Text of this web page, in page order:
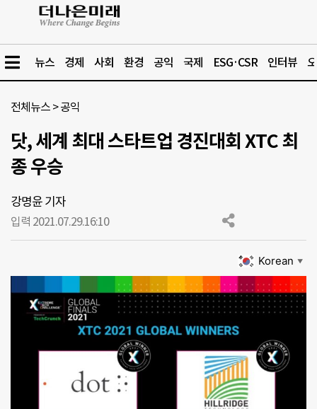
뉴스 경제 사회 환경 공익 국제 ESG·CSR 인터뷰
전체뉴스 >공익
닷, 세계 최대 스타트업 경진대회 XTC 최
종 우승
강명윤 기자
입력 2021.07.29.16:10
Korean ▼